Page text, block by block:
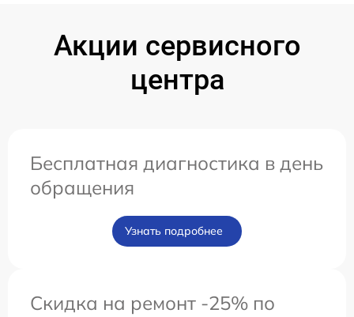
Акции сервисного
центра
Бесплатная диагностика в день
обращения
Узнать подробнее
Скидка на ремонт -25% по